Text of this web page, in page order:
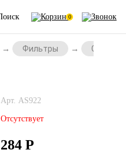
0
Фильтры
Арт. AS922
Отсутствует
284 Р